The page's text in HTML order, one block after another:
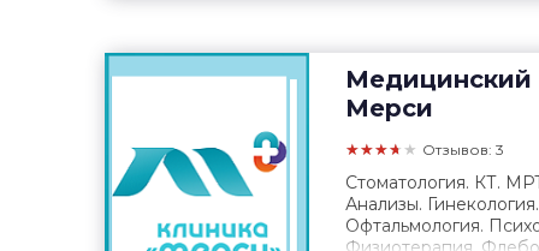
Медицинский
Мерси
★★★★★ Отзывов: 3
Стоматология. КТ.
Анализы.
Офтальмология.